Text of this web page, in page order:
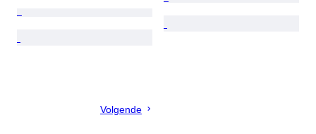
Volgende